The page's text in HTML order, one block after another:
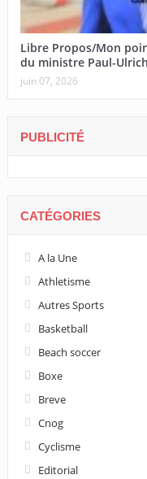
Libre Propos/Mon
du ministre Paul-
juin 07, 2026
PUBLICITÉ
CATÉGORIES
A la Une
Athletisme
Autres Sports
Basketball
Beach soccer
Boxe
Breve
Cnog
Cyclisme
Editorial